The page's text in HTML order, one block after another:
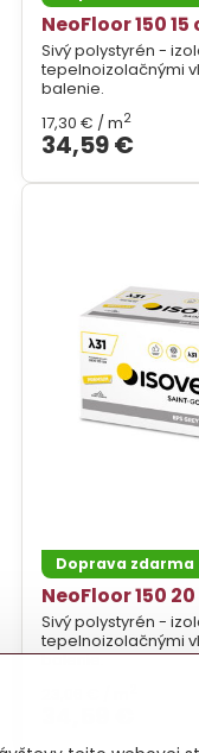
NeoFloor 150
Sivý polystyrén -
tepelnoizolačnými
balenie.
34,59 €
17,30 € / m2
Doprava zdarma
NeoFloor 150
Sivý polystyrén -
tepelnoizolačnými
balenie.